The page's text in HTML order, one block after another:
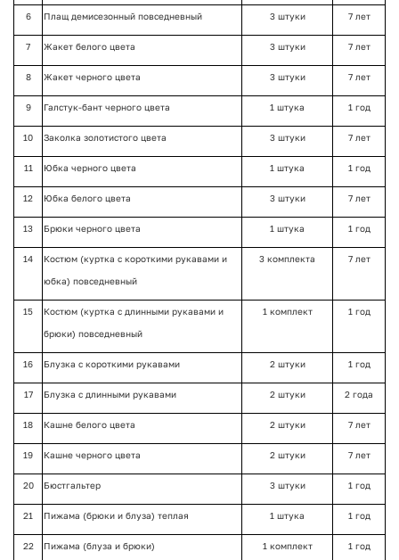
6 Плащ демисезонный повседневный 3 штуки 7 лет
7 Жакет белого цвета 3 штуки 7 лет
8 Жакет черного цвета 3 штуки 7 лет
9 Галстук-бант черного цвета 1 штука 1 год
10 Заколка золотистого цвета 3 штуки 7 лет
11 Юбка черного цвета 1 штука 1 год
12 Юбка белого цвета 3 штуки 7 лет
13 Брюки черного цвета 1 штука 1 год
14 Костюм (куртка с короткими рукавами и
юбка) повседневный
3 комплекта 7 лет
15 Костюм (куртка с длинными рукавами и
брюки) повседневный
1 комплект 1 год
16 Блузка с короткими рукавами 2 штуки 1 год
17 Блузка с длинными рукавами 2 штуки 2 года
18 Кашне белого цвета 2 штуки 7 лет
19 Кашне черного цвета 2 штуки 7 лет
20 Бюстгальтер 3 штуки 1 год
21 Пижама (брюки и блуза) теплая 1 штука 1 год
22 Пижама (блуза и брюки) 1 комплект 1 год